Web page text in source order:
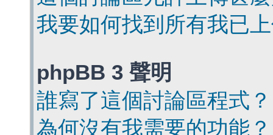
我要如何找到所有我已
phpBB 3 聲明
誰寫了這個討論區程式？
為何沒有我需要的功能？